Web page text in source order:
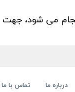
می شود،
درباره ما تماس با ما